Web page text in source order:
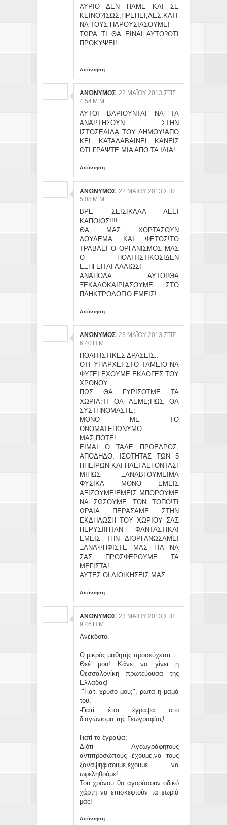
ΑΥΡΙΟ ΔΕΝ ΠΑΜΕ ΚΑΙ ΣΕ
ΚΕΙΝΟ?ΙΣΩΣ,ΠΡΕΠΕΙ,ΛΕΣ,ΚΑΤΙ
ΝΑ ΤΟΥΣ ΠΑΡΟΥΣΙΑΣΟΥΜΕ!
ΤΩΡΑ ΤΙ ΘΑ ΕΙΝΑΙ ΑΥΤΟ?ΟΤΙ
ΠΡΟΚΥΨΕΙ!
Απάντηση
ΑΝΏΝΥΜΟΣ 22 ΜΑΪ́ΟΥ 2013 ΣΤΙΣ 4:
54 Μ.Μ.
ΑΥΤΟΙ ΒΑΡΙΟΥΝΤΑΙ ΝΑ ΤΑ
ΑΝΑΡΤΗΣΟΥΝ ΣΤΗΝ
ΙΣΤΟΣΕΛΙΔΑ ΤΟΥ ΔΗΜΟΥ!ΑΠΟ
ΚΕΙ ΚΑΤΑΛΑΒΑΙΝΕΙ ΚΑΝΕΙΣ
ΟΤΙ:ΓΡΑΨΤΕ ΜΙΑ ΑΠΟ ΤΑ ΙΔΙΑ!
Απάντηση
ΑΝΏΝΥΜΟΣ 22 ΜΑΪ́ΟΥ 2013 ΣΤΙΣ 5:
08 Μ.Μ.
ΒΡΕ ΣΕΙΣ!ΚΑΛΑ ΛΕΕΙ
ΚΑΠΟΙΟΣ!!!!
ΘΑ ΜΑΣ ΧΟΡΤΑΣΟΥΝ
ΔΟΥΛΕΜΑ ΚΑΙ ΦΕΤΟΣ!ΤΟ
ΤΡΑΒΑΕΙ Ο ΟΡΓΑΝΙΣΜΟΣ ΜΑΣ
Ο ΠΟΛΙΤΙΣΤΙΚΟΣ!ΔΕΝ
ΕΞΗΓΕΙΤΑΙ ΑΛΛΙΩΣ!
ΑΝΑΠΟΔΑ ΑΥΤΟΙ!ΘΑ
ΞΕΚΑΛΟΚΑΙΡΙΑΣΟΥΜΕ ΣΤΟ
ΠΛΗΚΤΡΟΛΟΓΙΟ ΕΜΕΙΣ!
Απάντηση
ΑΝΏΝΥΜΟΣ 23 ΜΑΪ́ΟΥ 2013 ΣΤΙΣ 6:
40 Π.Μ.
ΠΟΛΙΤΙΣΤΙΚΕΣ ΔΡΑΣΕΙΣ..
ΟΤΙ ΥΠΑΡΧΕΙ ΣΤΟ ΤΑΜΕΙΟ ΝΑ
ΦΥΓΕΙ ΕΧΟΥΜΕ ΕΚΛΟΓΕΣ ΤΟΥ
ΧΡΟΝΟΥ.
ΠΩΣ ΘΑ ΓΥΡΙΣΟΤΜΕ ΤΑ
ΧΩΡΙΑ;ΤΙ ΘΑ ΛΕΜΕ;ΠΩΣ ΘΑ
ΣΥΣΤΗΝΟΜΑΣΤΕ;
ΜΟΝΟ ΜΕ ΤΟ
ΟΝΟΜΑΤΕΠΩΝΥΜΟ
ΜΑΣ;ΠΟΤΕ!
ΕΙΜΑΙ Ο ΤΑΔΕ ΠΡΟΕΔΡΟΣ,
ΑΠΟΔΗΔΟ, ΙΣΟΤΗΤΑΣ ΤΩΝ 5
ΗΠΕΙΡΩΝ ΚΑΙ ΠΑΕΙ ΛΕΓΟΝΤΑΣ!
ΜΙΠΩΣ ΞΑΝΑΒΓΟΥΜΕ!ΜΑ
ΦΥΣΙΚΑ ΜΟΝΟ ΕΜΕΙΣ
ΑΞΙΖΟΥΜΕ!ΕΜΕΙΣ ΜΠΟΡΟΥΜΕ
ΝΑ ΣΩΣΟΥΜΕ ΤΟΝ ΤΟΠΟ!ΤΙ
ΩΡΑΙΑ ΠΕΡΑΣΑΜΕ ΣΤΗΝ
ΕΚΔΗΛΩΣΗ ΤΟΥ ΧΩΡΙΟΥ ΣΑΣ
ΠΕΡΥΣΙ!ΗΤΑΝ ΦΑΝΤΑΣΤΙΚΑ!
ΕΜΕΙΣ ΤΗΝ ΔΙΟΡΓΑΝΩΣΑΜΕ!
ΞΑΝΑΨΗΦΙΣΤΕ ΜΑΣ ΓΙΑ ΝΑ
ΣΑΣ ΠΡΟΣΦΕΡΟΥΜΕ ΤΑ
ΜΕΓΙΣΤΑ!
ΑΥΤΕΣ ΟΙ ΔΙΟΙΚΗΣΕΙΣ ΜΑΣ.
Απάντηση
ΑΝΏΝΥΜΟΣ 23 ΜΑΪ́ΟΥ 2013 ΣΤΙΣ 9:
46 Π.Μ.
Ανέκδοτο.
Ο μικρός μαθητής προσεύχεται:
Θεέ μου! Κάνε να γίνει η
Θεσσαλονίκη πρωτεύουσα της
Ελλάδας!
-"Γιατί χρυσό μου;", ρωτά η μαμά
του.
-Γιατί έτσι έγραψα στο
διαγώνισμα της Γεωγραφίας!
Γιατί το έγραψα;
Διότι Αγεωγράφητους
αντιπροσώπους έχουμε,να τους
ξαναψηφίσουμε,έχουμε να
ωφεληθούμε!
Του χρόνου θα αγοράσουν οδικό
χάρτη να επισκεφτούν τα χωριά
μας!
Απάντηση